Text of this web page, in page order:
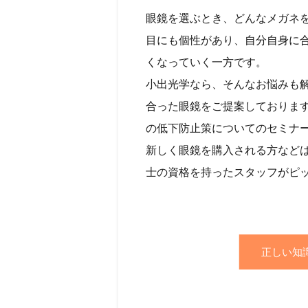
眼鏡を選ぶとき、どんなメガネ
目にも個性があり、自分自身に
くなっていく一方です。
小出光学なら、そんなお悩みも
合った眼鏡をご提案しておりま
の低下防止策についてのセミナ
新しく眼鏡を購入される方など
士の資格を持ったスタッフがピ
正しい知